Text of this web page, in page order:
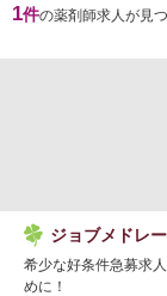
1件の薬剤師求人が見
ジョブメドレ
希少な好条件急募求
めに！